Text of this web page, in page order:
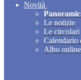
Novità
Le notizie
Le circolari
Calendario
Albo online